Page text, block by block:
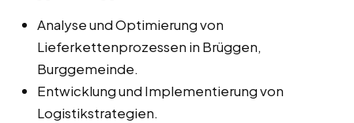
Analyse und Optimierung von
Lieferkettenprozessen in Brüggen,
Burggemeinde.
Entwicklung und Implementierung von
Logistikstrategien.